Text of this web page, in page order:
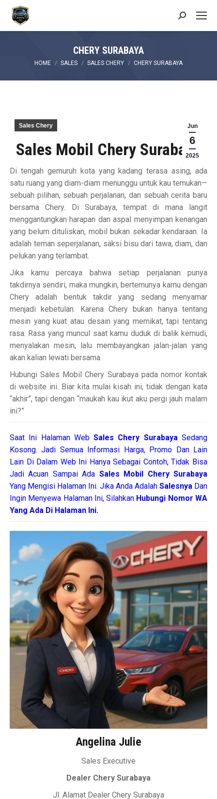
Search:
CHERY SURABAYA
You are here:
HOME SALES SALES CHERY CHERY SURABAYA
Jun
6
2025
Sales Chery
Sales Mobil Chery Surabaya
Di tengah gemuruh kota yang kadang terasa asing, ada
satu ruang yang diam-diam menunggu untuk kau temukan—
sebuah pilihan, sebuah perjalanan, dan sebuah cerita baru
bersama Chery. Di Surabaya, tempat di mana langit
menggantungkan harapan dan aspal menyimpan kenangan
yang belum dituliskan, mobil bukan sekadar kendaraan. Ia
adalah teman seperjalanan, saksi bisu dari tawa, diam, dan
pelukan yang terlambat.
Jika kamu percaya bahwa setiap perjalanan punya
takdirnya sendiri, maka mungkin, bertemunya kamu dengan
Chery adalah bentuk takdir yang sedang menyamar
menjadi kebetulan. Karena Chery bukan hanya tentang
mesin yang kuat atau desain yang memikat, tapi tentang
rasa. Rasa yang muncul saat kamu duduk di balik kemudi,
menyalakan mesin, lalu membayangkan jalan-jalan yang
akan kalian lewati bersama.
Hubungi Sales Mobil Chery Surabaya pada nomor kontak
di website ini. Biar kita mulai kisah ini, tidak dengan kata
“akhir”, tapi dengan “maukah kau ikut aku pergi jauh malam
ini?”
Saat Ini Halaman WebSales Chery SurabayaSedang
Kosong. Jadi Semua Informasi Harga, Promo Dan Lain
Lain Di Dalam Web Ini Hanya Sebagai Contoh, Tidak Bisa
Jadi Acuan Sampai Ada Sales Mobil Chery Surabaya
Yang Mengisi Halaman Ini. Jika Anda Adalah Salesnya Dan
Ingin Menyewa Halaman Ini, Silahkan Hubungi Nomor WA
Yang Ada Di Halaman Ini.
Angelina Julie
Sales Executive
Dealer Chery Surabaya
Jl. Alamat Dealer Chery Surabaya